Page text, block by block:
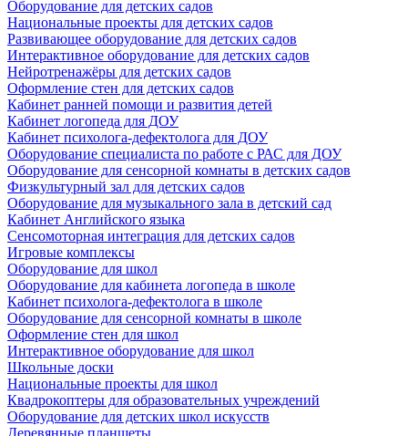
Оборудование для детских садов
Национальные проекты для детских садов
Развивающее оборудование для детских садов
Интерактивное оборудование для детских садов
Нейротренажёры для детских садов
Оформление стен для детских садов
Кабинет ранней помощи и развития детей
Кабинет логопеда для ДОУ
Кабинет психолога-дефектолога для ДОУ
Оборудование специалиста по работе с РАС для ДОУ
Оборудование для сенсорной комнаты в детских садов
Физкультурный зал для детских садов
Оборудование для музыкального зала в детский сад
Кабинет Английского языка
Сенсомоторная интеграция для детских садов
Игровые комплексы
Оборудование для школ
Оборудование для кабинета логопеда в школе
Кабинет психолога-дефектолога в школе
Оборудование для сенсорной комнаты в школе
Оформление стен для школ
Интерактивное оборудование для школ
Школьные доски
Национальные проекты для школ
Квадрокоптеры для образовательных учреждений
Оборудование для детских школ искусств
Деревянные планшеты